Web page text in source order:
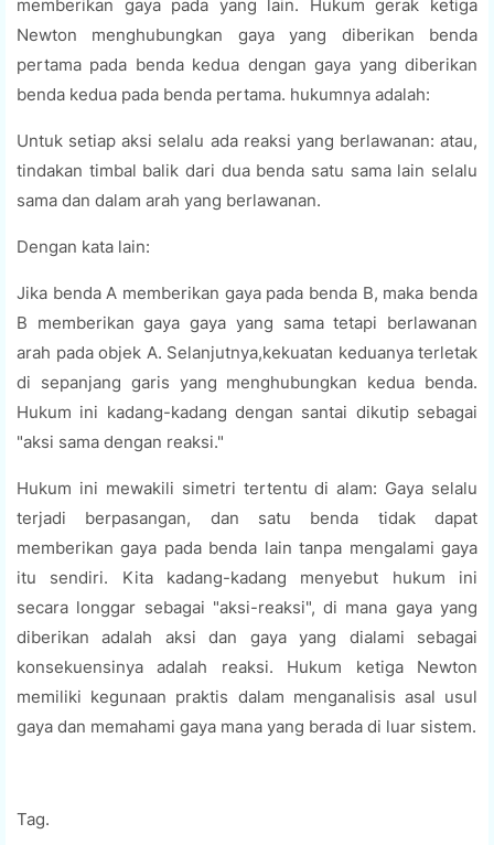
memberikan gaya pada yang lain. Hukum gerak ketiga
Newton menghubungkan gaya yang diberikan benda
pertama pada benda kedua dengan gaya yang diberikan
benda kedua pada benda pertama. hukumnya adalah:
Untuk setiap aksi selalu ada reaksi yang berlawanan: atau,
tindakan timbal balik dari dua benda satu sama lain selalu
sama dan dalam arah yang berlawanan.
Dengan kata lain:
Jika benda A memberikan gaya pada benda B, maka benda
B memberikan gaya gaya yang sama tetapi berlawanan
arah pada objek A. Selanjutnya,kekuatan keduanya terletak
di sepanjang garis yang menghubungkan kedua benda.
Hukum ini kadang-kadang dengan santai dikutip sebagai
"aksi sama dengan reaksi."
Hukum ini mewakili simetri tertentu di alam: Gaya selalu
terjadi berpasangan, dan satu benda tidak dapat
memberikan gaya pada benda lain tanpa mengalami gaya
itu sendiri. Kita kadang-kadang menyebut hukum ini
secara longgar sebagai "aksi-reaksi", di mana gaya yang
diberikan adalah aksi dan gaya yang dialami sebagai
konsekuensinya adalah reaksi. Hukum ketiga Newton
memiliki kegunaan praktis dalam menganalisis asal usul
gaya dan memahami gaya mana yang berada di luar sistem.
Tag.